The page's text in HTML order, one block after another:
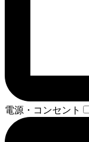
電源・コンセント